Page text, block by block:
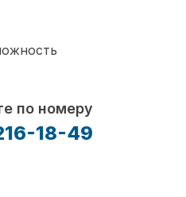
по номеру
18-49